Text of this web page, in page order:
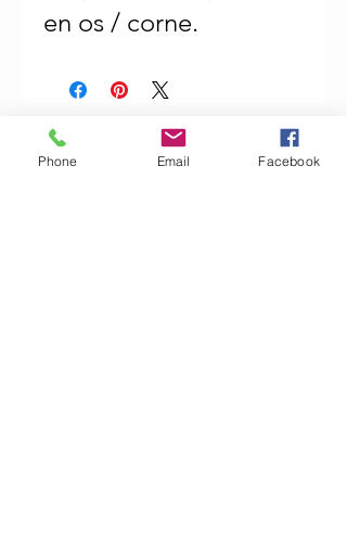
en os / corne.
Produits similaires
Phone Email Facebook